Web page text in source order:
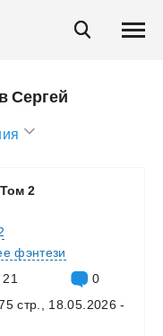
Сергей
Том 2
фэнтези
21
0
стр., 18.05.2026 -